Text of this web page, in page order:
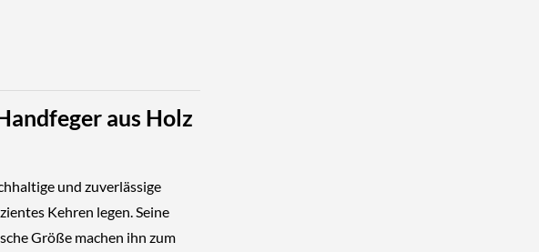
aus Holz
und zuverlässige
Kehren legen. Seine
Größe machen ihn zum